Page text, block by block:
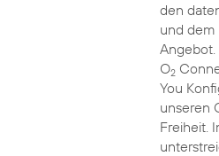
den
und
O2
You
unseren
Freiheit.